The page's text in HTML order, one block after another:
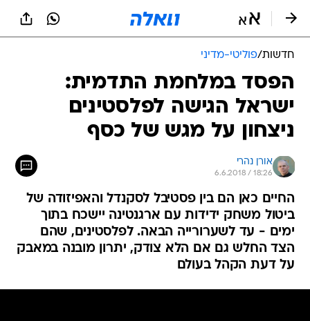
חדשות/פוליטי-מדיני
הפסד במלחמת התדמית:
ישראל הגישה לפלסטינים
ניצחון על מגש של כסף
אורן נהרי
6.6.2018 / 18:26
החיים כאן הם בין פסטיבל לסקנדל והאפיזודה של
ביטול משחק ידידות עם ארגנטינה יישכח בתוך
ימים - עד לשערורייה הבאה. לפלסטינים, שהם
הצד החלש גם אם הלא צודק, יתרון מובנה במאבק
על דעת הקהל בעולם